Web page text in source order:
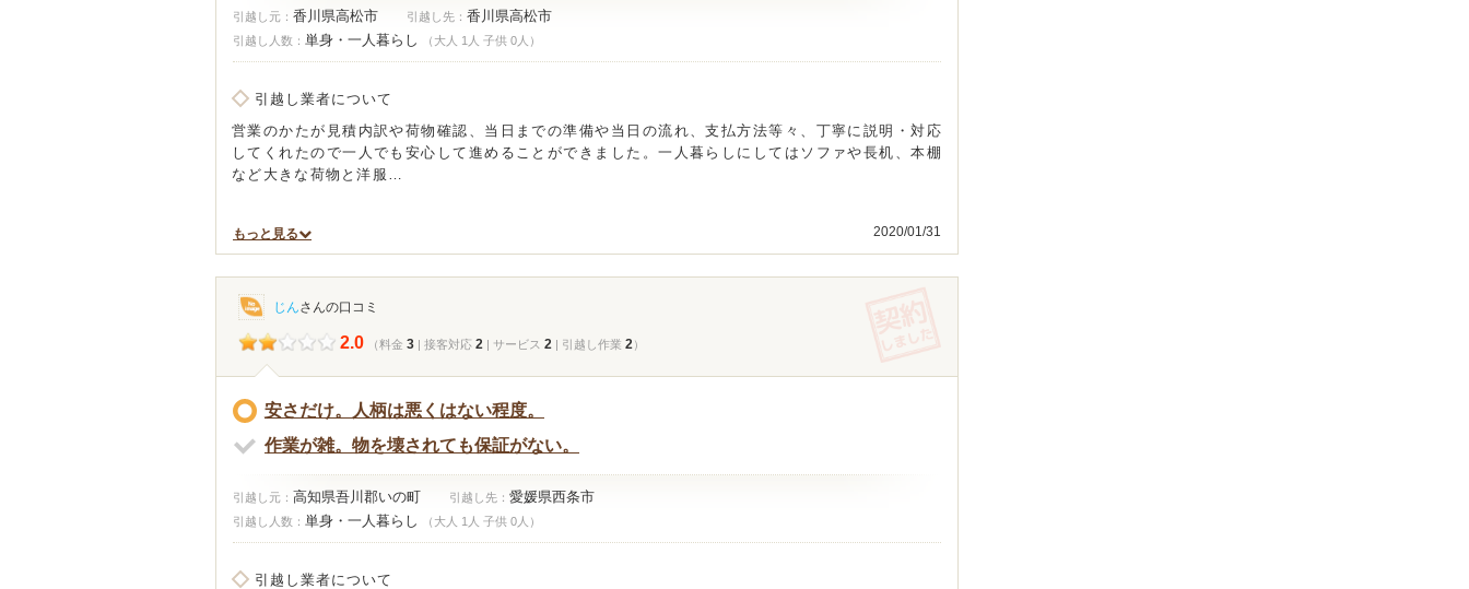
引越し元： 香川県高松市 引越し先： 香川県高松市
引越し人数： 単身・一人暮らし （大人 1人 子供 0人）
引越し業者について
営業のかたが見積内訳や荷物確認、当日までの準備や当日の流れ、支払方法等々、丁寧に説明・対応
してくれたので一人でも安心して進めることができました。一人暮らしにしてはソファや長机、本棚
など大きな荷物と洋服…
2020/01/31
もっと見る
じんさんの口コミ
2.0 （料金 3 | 接客対応 2 | サービス 2 | 引越し作業 2）
安さだけ。人柄は悪くはない程度。
作業が雑。物を壊されても保証がない。
引越し元： 高知県吾川郡いの町 引越し先： 愛媛県西条市
引越し人数： 単身・一人暮らし （大人 1人 子供 0人）
引越し業者について